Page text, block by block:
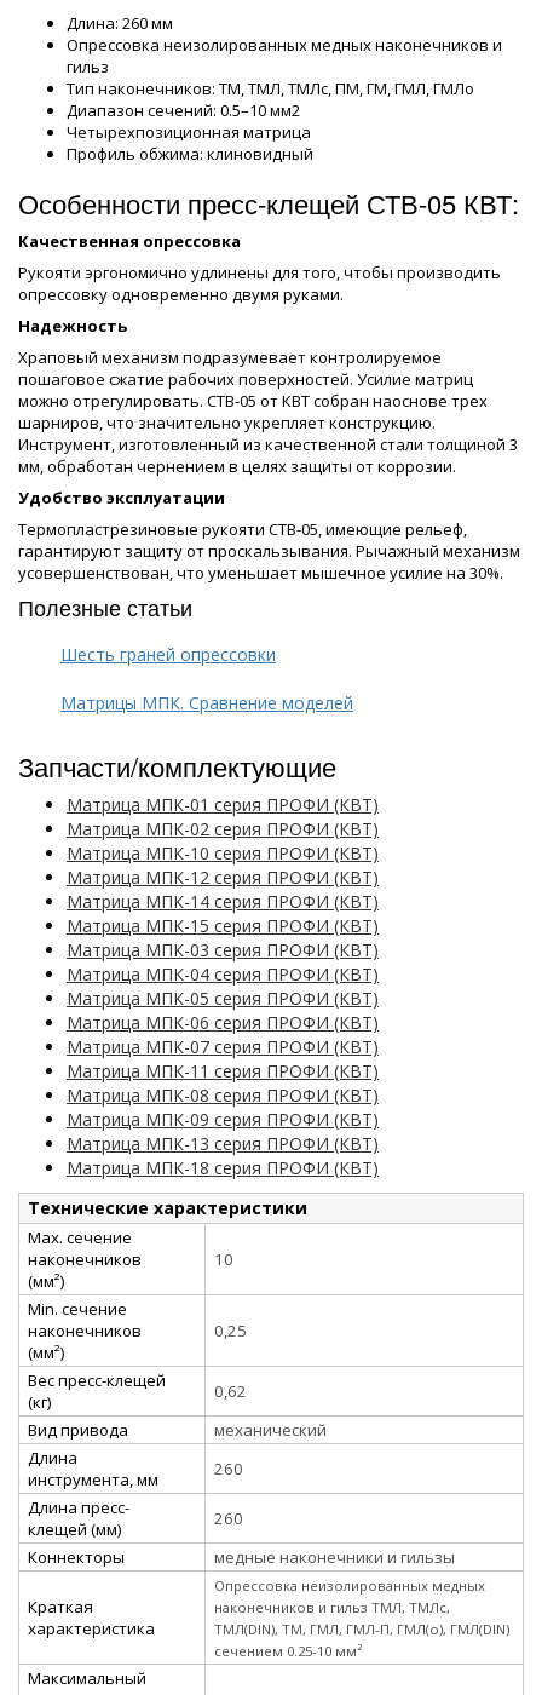
Длина: 260 мм
Опрессовка неизолированных медных наконечников и
гильз
Тип наконечников: ТМ, ТМЛ, ТМЛс, ПМ, ГМ, ГМЛ, ГМЛо
Диапазон сечений: 0.5–10 мм2
Четырехпозиционная матрица
Профиль обжима: клиновидный
Особенности пресс-клещей СТВ-05 КВТ:
Качественная опрессовка
Рукояти эргономично удлинены для того, чтобы производить
опрессовку одновременно двумя руками.
Надежность
Храповый механизм подразумевает контролируемое
пошаговое сжатие рабочих поверхностей. Усилие матриц
можно отрегулировать. СТВ-05 от КВТ собран наоснове трех
шарниров, что значительно укрепляет конструкцию.
Инструмент, изготовленный из качественной стали толщиной 3
мм, обработан чернением в целях защиты от коррозии.
Удобство эксплуатации
Термопластрезиновые рукояти СТВ-05, имеющие рельеф,
гарантируют защиту от проскальзывания. Рычажный механизм
усовершенствован, что уменьшает мышечное усилие на 30%.
Полезные статьи
Шесть граней опрессовки
Матрицы МПК. Сравнение моделей
Запчасти/комплектующие
Матрица МПК-01 серия ПРОФИ (КВТ)
Матрица МПК-02 серия ПРОФИ (КВТ)
Матрица МПК-10 серия ПРОФИ (КВТ)
Матрица МПК-12 серия ПРОФИ (КВТ)
Матрица МПК-14 серия ПРОФИ (КВТ)
Матрица МПК-15 серия ПРОФИ (КВТ)
Матрица МПК-03 серия ПРОФИ (КВТ)
Матрица МПК-04 серия ПРОФИ (КВТ)
Матрица МПК-05 серия ПРОФИ (КВТ)
Матрица МПК-06 серия ПРОФИ (КВТ)
Матрица МПК-07 серия ПРОФИ (КВТ)
Матрица МПК-11 серия ПРОФИ (КВТ)
Матрица МПК-08 серия ПРОФИ (КВТ)
Матрица МПК-09 серия ПРОФИ (КВТ)
Матрица МПК-13 серия ПРОФИ (КВТ)
Матрица МПК-18 серия ПРОФИ (КВТ)
Технические характеристики
Max. сечение
наконечников
(мм²)
10
Min. сечение
наконечников
(мм²)
0,25
Вес пресс-клещей
(кг)
0,62
Вид привода
механический
Длина
инструмента, мм
260
Длина пресс-
клещей (мм)
260
Коннекторы
медные наконечники и гильзы
Краткая
характеристика
Опрессовка неизолированных медных
наконечников и гильз ТМЛ, ТМЛс,
ТМЛ(DIN), ТМ, ГМЛ, ГМЛ-П, ГМЛ(о), ГМЛ(DIN)
сечением 0.25-10 мм²
Максимальный